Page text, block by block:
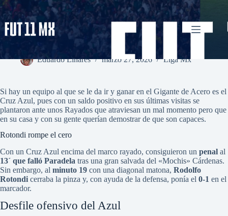
Saltar
al
contenido
¡La máquina vence a Rayados y es nuevo líder de la Liga
MX! Monterrey 0-2 Cruz Azul
Eduardo Linares marzo 27, 2026 Liga Mx
Si hay un equipo al que se le da ir y ganar en el Gigante de Acero es el
Cruz Azul, pues con un saldo positivo en sus últimas visitas se
plantaron ante unos Rayados que atraviesan un mal momento pero que
en su casa y con su gente querían demostrar de que son capaces.
Rotondi rompe el cero
Con un Cruz Azul encima del marco rayado, consiguieron un penal al
13´ que falló Paradela tras una gran salvada del «Mochis» Cárdenas.
Sin embargo, al minuto 19 con una diagonal matona, Rodolfo
Rotondi cerraba la pinza y, con ayuda de la defensa, ponía el 0-1 en el
marcador.
Desfile ofensivo del Azul